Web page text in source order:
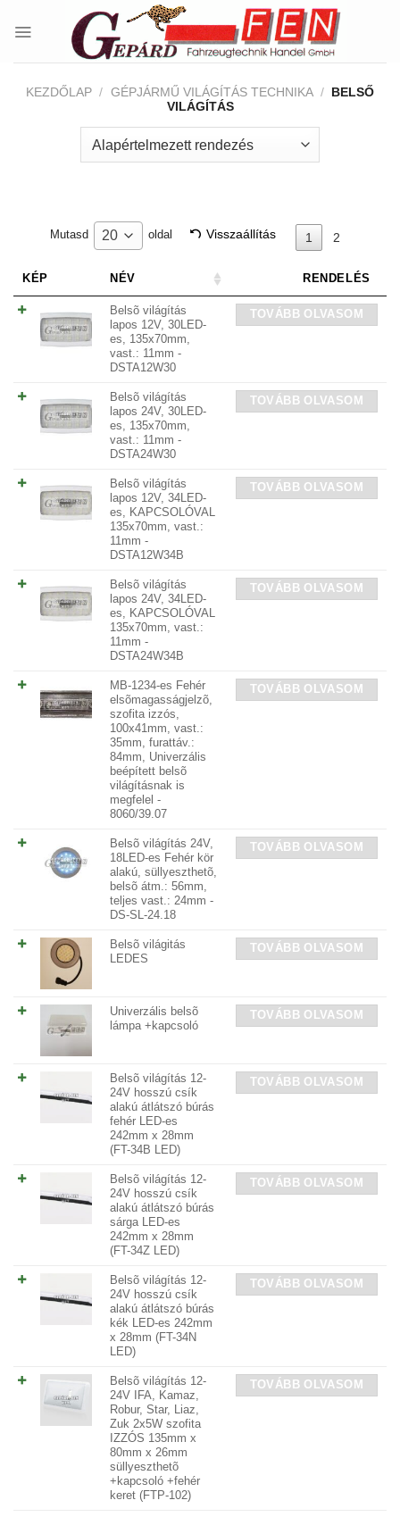
KEZDŐLAP / GÉPJÁRMŰ VILÁGÍTÁS TECHNIKA / BELSŐ
VILÁGÍTÁS
Mutasd 20 oldal Visszaállítás 1 2
KÉP NÉV RENDELÉS
Belsõ világítás
lapos 12V, 30LED-
es, 135x70mm,
vast.: 11mm -
DSTA12W30
TOVÁBB OLVASOM
Belsõ világítás
lapos 24V, 30LED-
es, 135x70mm,
vast.: 11mm -
DSTA24W30
TOVÁBB OLVASOM
Belsõ világítás
lapos 12V, 34LED-
es, KAPCSOLÓVAL
135x70mm, vast.:
11mm -
DSTA12W34B
TOVÁBB OLVASOM
Belsõ világítás
lapos 24V, 34LED-
es, KAPCSOLÓVAL
135x70mm, vast.:
11mm -
DSTA24W34B
TOVÁBB OLVASOM
MB-1234-es Fehér
elsõmagasságjelzõ,
szofita izzós,
100x41mm, vast.:
35mm, furattáv.:
84mm, Univerzális
beépített belsõ
világításnak is
megfelel -
8060/39.07
TOVÁBB OLVASOM
Belsõ világítás 24V,
18LED-es Fehér kör
alakú, süllyeszthetõ,
belsõ átm.: 56mm,
teljes vast.: 24mm -
DS-SL-24.18
TOVÁBB OLVASOM
Belsõ világitás
LEDES
TOVÁBB OLVASOM
Univerzális belsõ
lámpa +kapcsoló
TOVÁBB OLVASOM
Belsõ világítás 12-
24V hosszú csík
alakú átlátszó búrás
fehér LED-es
242mm x 28mm
(FT-34B LED)
TOVÁBB OLVASOM
Belsõ világítás 12-
24V hosszú csík
alakú átlátszó búrás
sárga LED-es
242mm x 28mm
(FT-34Z LED)
TOVÁBB OLVASOM
Belsõ világítás 12-
24V hosszú csík
alakú átlátszó búrás
kék LED-es 242mm
x 28mm (FT-34N
LED)
TOVÁBB OLVASOM
Belsõ világítás 12-
24V IFA, Kamaz,
Robur, Star, Liaz,
Zuk 2x5W szofita
IZZÓS 135mm x
80mm x 26mm
süllyeszthetõ
+kapcsoló +fehér
keret (FTP-102)
TOVÁBB OLVASOM